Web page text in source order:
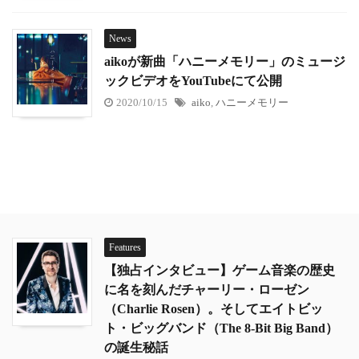
News
aikoが新曲「ハニーメモリー」のミュージ
ックビデオをYouTubeにて公開
2020/10/15 aiko ハニーメモリー
Features
【独占インタビュー】ゲーム音楽の歴史
に名を刻んだチャーリー・ローゼン
（Charlie Rosen）。そしてエイトビッ
ト・ビッグバンド（The 8-Bit Big Band）
の誕生秘話